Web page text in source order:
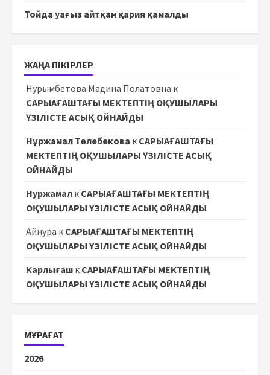
Тойда уағыз айтқан қария қамалды
ЖАҢА ПІКІРЛЕР
Нурымбетова Мадина Полатовна к
САРЫАҒАШТАҒЫ МЕКТЕПТІҢ ОҚУШЫЛАРЫ
ҮЗІЛІСТЕ АСЫҚ ОЙНАЙДЫ
Нұржамал Төлебекова к САРЫАҒАШТАҒЫ
МЕКТЕПТІҢ ОҚУШЫЛАРЫ ҮЗІЛІСТЕ АСЫҚ
ОЙНАЙДЫ
Нуржамал к САРЫАҒАШТАҒЫ МЕКТЕПТІҢ
ОҚУШЫЛАРЫ ҮЗІЛІСТЕ АСЫҚ ОЙНАЙДЫ
Айнура к САРЫАҒАШТАҒЫ МЕКТЕПТІҢ
ОҚУШЫЛАРЫ ҮЗІЛІСТЕ АСЫҚ ОЙНАЙДЫ
Карлығаш к САРЫАҒАШТАҒЫ МЕКТЕПТІҢ
ОҚУШЫЛАРЫ ҮЗІЛІСТЕ АСЫҚ ОЙНАЙДЫ
МҰРАҒАТ
2026